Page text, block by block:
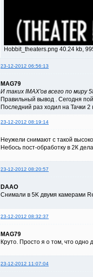
Hobbit_theaters.png 40.24 kb,
23-12-2012 06:56:13
MAG79
И таких IMAX'ов всего по миру
Правильный вывод . Сегодня
Последний раз ходил на Тачки
23-12-2012 08:19:14
Неужели снимают с такой
Небось пост-обработку в 2К
23-12-2012 08:20:57
DAAO
Снимали в 5K двумя камерами
23-12-2012 08:32:37
MAG79
Круто. Просто я о том, что одно
23-12-2012 11:07:04